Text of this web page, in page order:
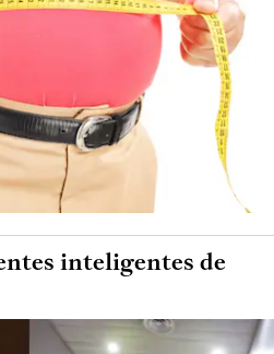
inteligentes de